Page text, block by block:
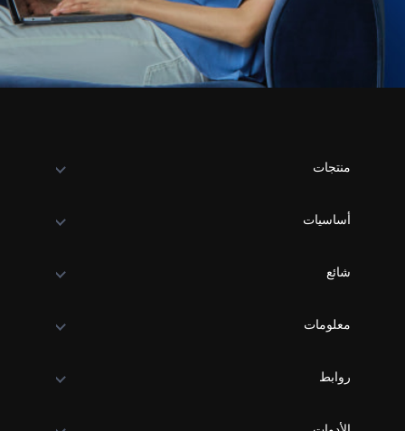
منتجات
أساسيات
شائع
معلومات
روابط